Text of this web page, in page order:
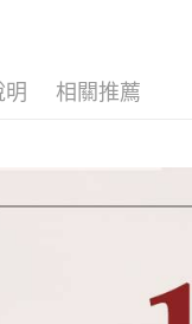
明 相關推薦